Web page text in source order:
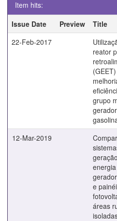
Item hits:
Issue Date
Preview Title
22-Feb-2017
reator
grupo
12-Mar-2019
e
áreas